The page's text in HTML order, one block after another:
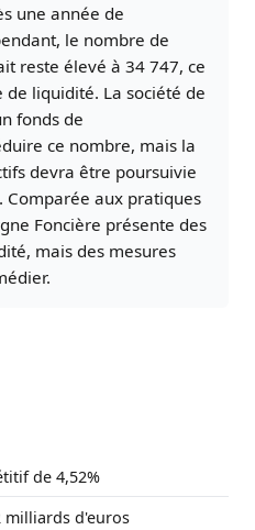
une année de
le nombre de
reste élevé à 34 747, ce
liquidité. La société de
fonds de
ce nombre, mais la
devra être poursuivie
aux pratiques
Foncière présente des
mais des mesures
de 4,52%
milliards d'euros